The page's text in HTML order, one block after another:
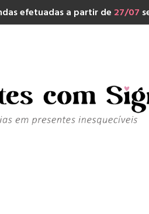
efetuadas a partir de 27/07